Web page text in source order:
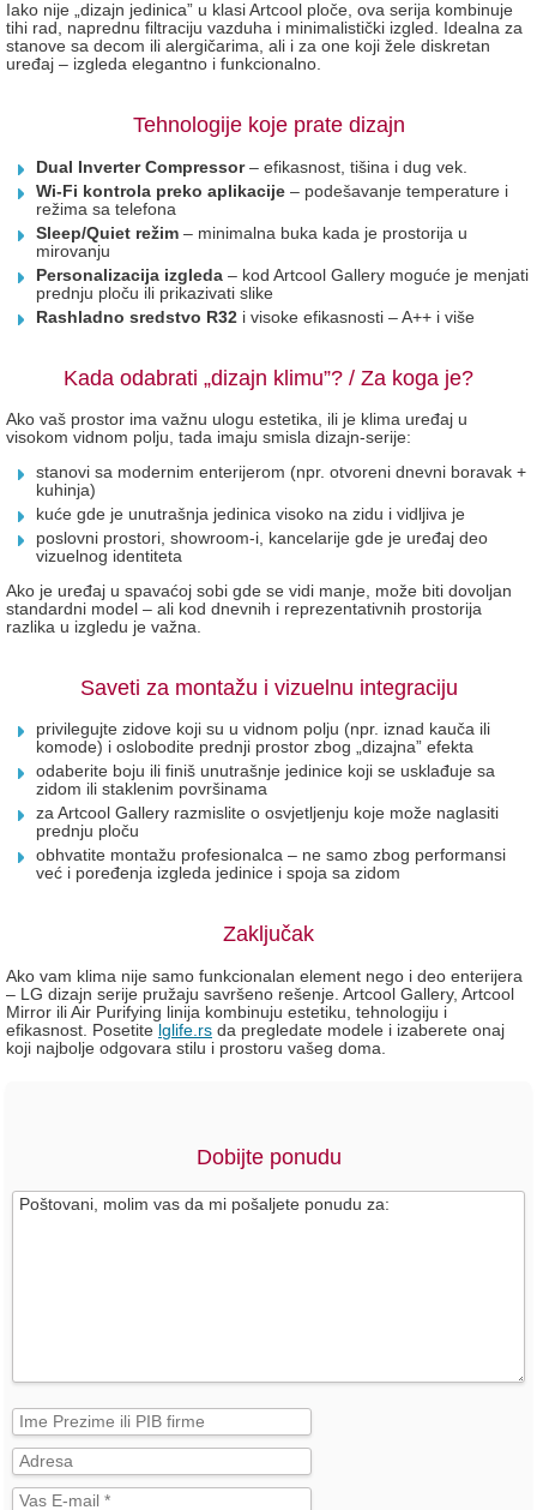
Iako nije „dizajn jedinica” u klasi Artcool ploče, ova serija kombinuje
tihi rad, naprednu filtraciju vazduha i minimalistički izgled. Idealna za
stanove sa decom ili alergičarima, ali i za one koji žele diskretan
uređaj – izgleda elegantno i funkcionalno.
Tehnologije koje prate dizajn
Dual Inverter Compressor– efikasnost, tišina i dug vek.
Wi-Fi kontrola preko aplikacije – podešavanje temperature i
režima sa telefona
Sleep/Quiet režim – minimalna buka kada je prostorija u
mirovanju
Personalizacija izgleda – kod Artcool Gallery moguće je menjati
prednju ploču ili prikazivati slike
Rashladno sredstvo R32 i visoke efikasnosti – A++ i više
Kada odabrati „dizajn klimu”? / Za koga je?
Ako vaš prostor ima važnu ulogu estetika, ili je klima uređaj u
visokom vidnom polju, tada imaju smisla dizajn-serije:
stanovi sa modernim enterijerom (npr. otvoreni dnevni boravak +
kuhinja)
kuće gde je unutrašnja jedinica visoko na zidu i vidljiva je
poslovni prostori, showroom-i, kancelarije gde je uređaj deo
vizuelnog identiteta
Ako je uređaj u spavaćoj sobi gde se vidi manje, može biti dovoljan
standardni model – ali kod dnevnih i reprezentativnih prostorija
razlika u izgledu je važna.
Saveti za montažu i vizuelnu integraciju
privilegujte zidove koji su u vidnom polju (npr. iznad kauča ili
komode) i oslobodite prednji prostor zbog „dizajna” efekta
odaberite boju ili finiš unutrašnje jedinice koji se usklađuje sa
zidom ili staklenim površinama
za Artcool Gallery razmislite o osvjetljenju koje može naglasiti
prednju ploču
obhvatite montažu profesionalca – ne samo zbog performansi
već i poređenja izgleda jedinice i spoja sa zidom
Zaključak
Ako vam klima nije samo funkcionalan element nego i deo enterijera
– LG dizajn serije pružaju savršeno rešenje. Artcool Gallery, Artcool
Mirror ili Air Purifying linija kombinuju estetiku, tehnologiju i
efikasnost. Posetite lglife.rs da pregledate modele i izaberete onaj
koji najbolje odgovara stilu i prostoru vašeg doma.
Dobijte ponudu